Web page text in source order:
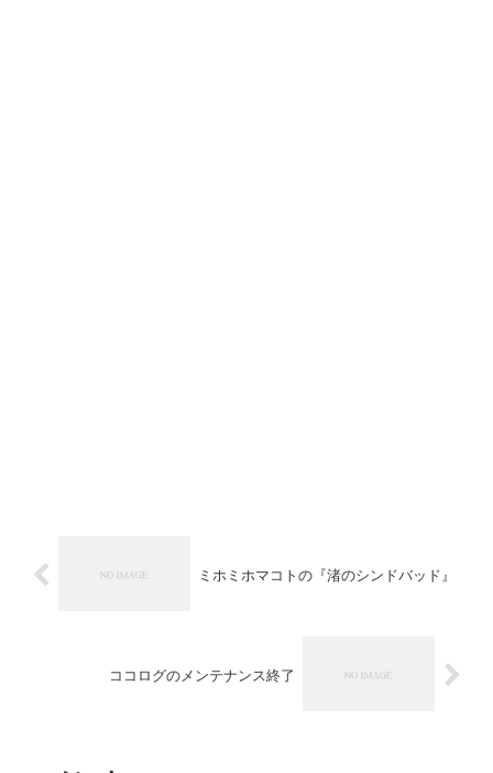
ミホミホマコトの『渚のシンドバッド』
ココログのメンテナンス終了